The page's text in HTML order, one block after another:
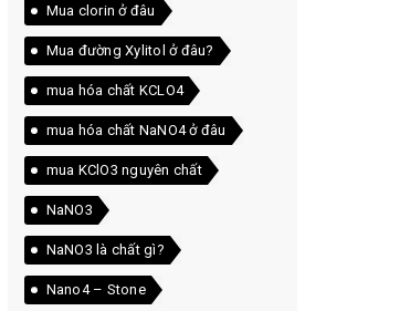
Mua clorin ở đâu
Mua đường Xylitol ở đâu?
mua hóa chất KCLO4
mua hóa chất NaNO4 ở đâu
mua KClO3 nguyên chất
NaNO3
NaNO3 là chất gì?
Nano4 – Stone